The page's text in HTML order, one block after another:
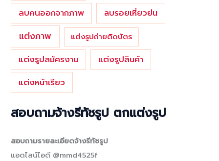
ลบคนออกจากภาพ ลบรอยเหี่ยวย่น
แต่งภาพ แต่งรูปถ่ายติดบัตร
แต่งรูปสมัครงาน
แต่งรูปสินค้า
แต่งหน้าเรียว
สอบถามจ้างรีทัชรูป ตกแต่งรูป
สอบถามรายละเอียดจ้างรีทัชรูป
แอดไลน์ไอดี @mmd4525f